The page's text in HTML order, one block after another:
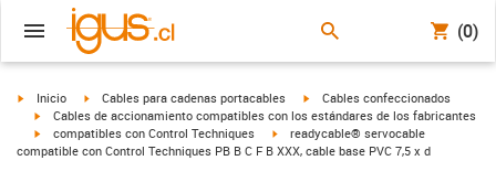
(0)
igus-icon-arrow-right
Inicio igus-icon-arrow-right
Cables para cadenas portacables igus-icon-arrow-right
Cables confeccionados
igus-icon-arrow-right
Cables de accionamiento compatibles con los estándares de los fabricantes
igus-icon-arrow-right
compatibles con Control Techniques igus-icon-arrow-right
readycable® servocable
compatible con Control Techniques PB B C F B XXX, cable base PVC 7,5 x d